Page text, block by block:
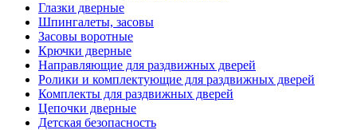
Глазки дверные
Шпингалеты, засовы
Засовы воротные
Крючки дверные
Направляющие для раздвижных дверей
Ролики и комплектующие для раздвижных дверей
Комплекты для раздвижных дверей
Цепочки дверные
Детская безопасность